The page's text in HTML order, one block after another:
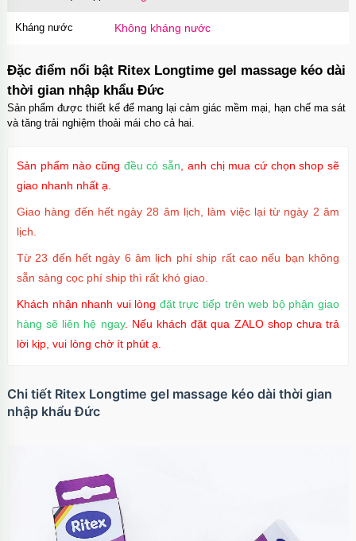
Kháng nước Không kháng nước
Đặc điểm nổi bật Ritex Longtime gel massage kéo dài
thời gian nhập khẩu Đức
Sản phẩm được thiết kế để mang lại cảm giác mềm mại, hạn chế ma sát
và tăng trải nghiệm thoải mái cho cả hai.
Sản phẩm nào cũng đều có sẵn , anh chị mua cứ chọn shop sẽ
giao nhanh nhất ạ.
Giao hàng đến hết ngày 28 âm lịch, làm việc lại từ ngày 2 âm
lịch.
Từ 23 đến hết ngày 6 âm lịch phí ship rất cao nếu bạn không
sẵn sàng cọc phí ship thì rất khó giao.
Khách nhận nhanh vui lòng đặt trực tiếp trên web bộ phận giao
hàng sẽ liên hệ ngay. Nếu khách đặt qua ZALO shop chưa trả
lời kịp, vui lòng chờ ít phút ạ.
Chi tiết Ritex Longtime gel massage kéo dài thời gian
nhập khẩu Đức